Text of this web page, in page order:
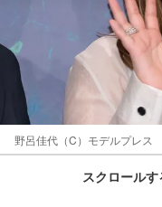
野呂佳代（C）モデルプレス
スクロール